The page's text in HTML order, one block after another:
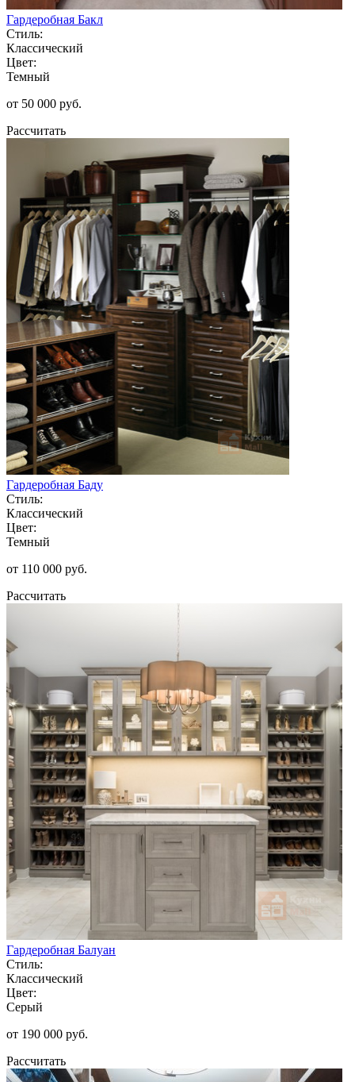
Гардеробная Бакл
Стиль:
Классический
Цвет:
Темный
от 50 000 руб.
Рассчитать
Гардеробная Баду
Стиль:
Классический
Цвет:
Темный
от 110 000 руб.
Рассчитать
Гардеробная Балуан
Стиль:
Классический
Цвет:
Серый
от 190 000 руб.
Рассчитать